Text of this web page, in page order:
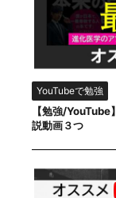
YouTubeで勉強
【勉強/
説動画３つ